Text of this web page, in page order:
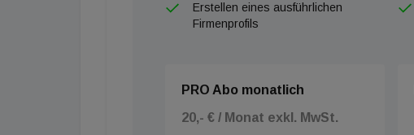
Erstellen eines ausführlichen
Firmenprofils
PRO Abo monatlich
20,- € / Monat exkl. MwSt.